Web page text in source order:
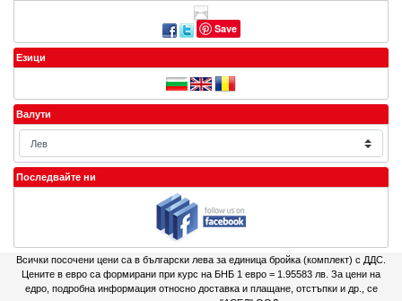
Save
Езици
Валути
Последвайте ни
Всички посочени цени са в български лева за единица бройка (комплект) с ДДС.
Цените в евро са формирани при курс на БНБ 1 евро = 1.95583 лв. За цени на
едро, подробна информация относно доставка и плащане, отстъпки и др., се